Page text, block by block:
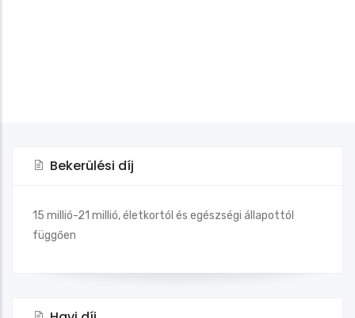
Bekerülési díj
15 millió-21 millió, életkortól és egészségi állapottól
függően